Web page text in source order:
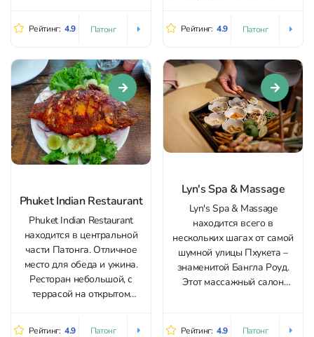
классического тайского до
нежного шведского. Также в
меню спа-программ
представлены уходовые
процедуры для волос и
лица, романтические...
Рейтинг: 4.9 Патонг
Хотя и еда, и бар – тоже на
высоте. Блюда подаются
аккуратно и со вкусом, а
миксолог уверенно работает
с классикой и авторскими...
Рейтинг: 4.9 Патонг
Phuket Indian Restaurant
Phuket Indian Restaurant
находится в центральной
части Патонга. Отличное
место для обеда и ужина.
Ресторан небольшой, с
террасой на открытом
кондиционер в помещении.
Рейтинг: 4.9 Патонг
Lyn's Spa & Massage
Lyn's Spa & Massage
находится всего в
нескольких шагах от самой
шумной улицы Пхукета –
знаменитой Бангла Роуд.
Этот массажный салон
ощутить разительный
Рейтинг: 4.9 Патонг